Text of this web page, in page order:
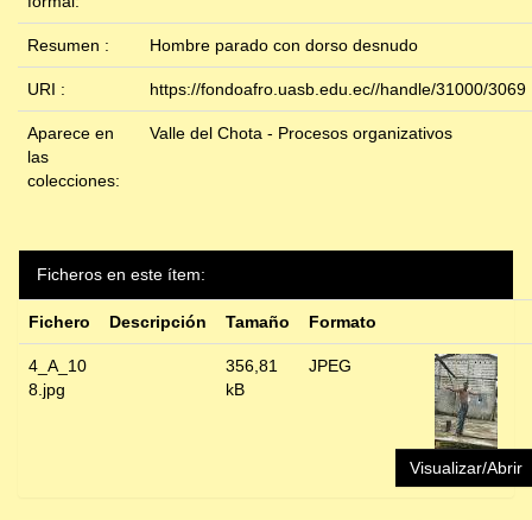
Resumen : Hombre parado con dorso desnudo
URI : https://fondoafro.uasb.edu.ec//handle/31000/3069
Aparece en
las
colecciones:
Valle del Chota - Procesos organizativos
Ficheros en este ítem:
Fichero Descripción Tamaño Formato
4_A_10
8.jpg
356,81
kB
JPEG
Visualizar/Abrir